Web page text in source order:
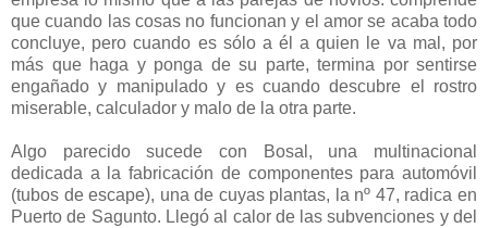
que cuando las cosas no funcionan y el amor se acaba todo
concluye, pero cuando es sólo a él a quien le va mal, por
más que haga y ponga de su parte, termina por sentirse
engañado y manipulado y es cuando descubre el rostro
miserable, calculador y malo de la otra parte.
Algo parecido sucede con Bosal, una multinacional
dedicada a la fabricación de componentes para automóvil
(tubos de escape), una de cuyas plantas, la nº 47, radica en
Puerto de Sagunto. Llegó al calor de las subvenciones y del